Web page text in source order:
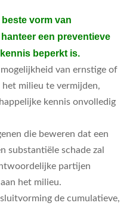
vorm van
een preventieve
beperkt is.
van ernstige of
het milieu te vermijden,
kennis onvolledig
die beweren dat een
substantiële schade zal
partijen
het milieu.
de cumulatieve,